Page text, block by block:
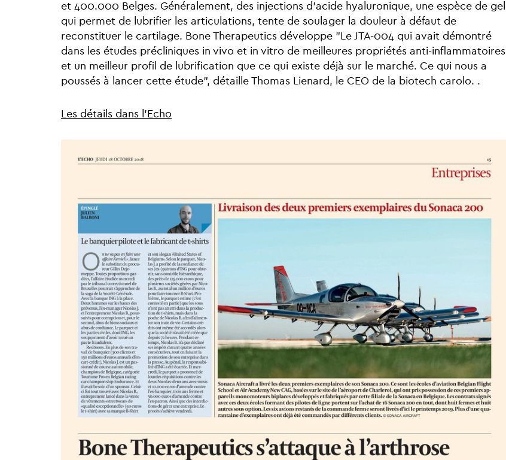
et 400.000 Belges. Généralement, des injections d’acide hyaluronique, une espèce de gel
qui permet de lubrifier les articulations, tente de soulager la douleur à défaut de
reconstituer le cartilage. Bone Therapeutics développe "Le JTA-004 qui avait démontré
dans les études précliniques in vivo et in vitro de meilleures propriétés anti-inflammatoires
et un meilleur profil de lubrification que ce qui existe déjà sur le marché. Ce qui nous a
poussés à lancer cette étude", détaille Thomas Lienard, le CEO de la biotech carolo. .
Les détails dans l'Echo